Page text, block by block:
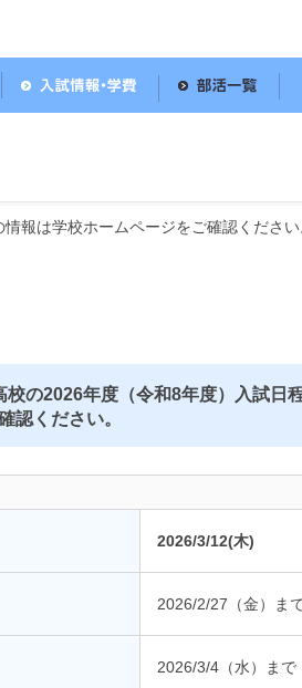
報は学校ホームページをご確認ください
の2026年度（令和8年度）入試日程
認ください。
2026/3/12(木)
2026/2/27（金）ま
2026/3/4（水）まで